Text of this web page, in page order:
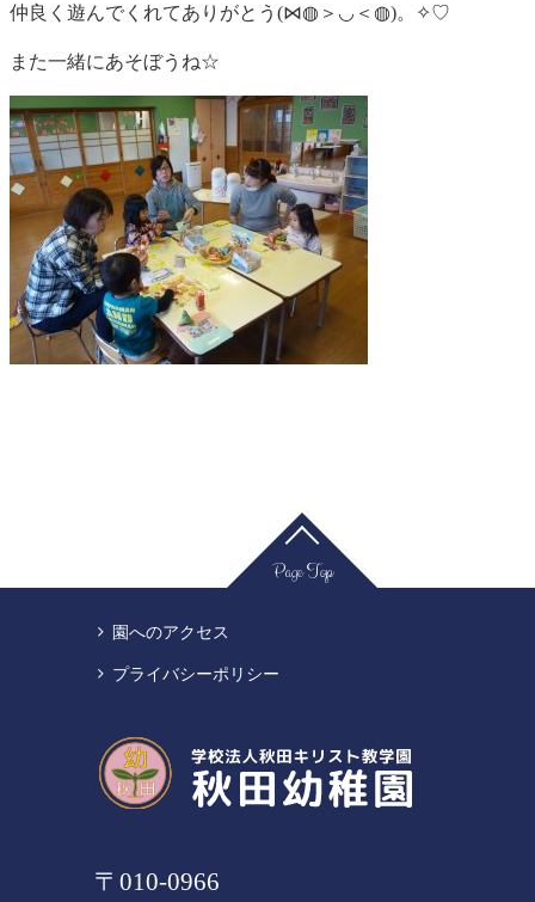
仲良く遊んでくれてありがとう(⋈◍＞◡＜◍)。✧♡
また一緒にあそぼうね☆
Page Top
園へのアクセス
プライバシーポリシー
〒010-0966